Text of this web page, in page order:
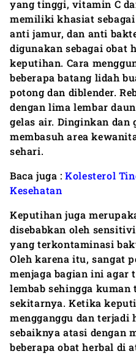
yang tinggi, vitamin C
memiliki khasiat
anti jamur, dan anti
digunakan sebagai obat
keputihan. Cara
beberapa batang lidah
potong dan diblender.
dengan lima lembar
gelas air. Dinginkan dan
membasuh area
sehari.
Baca juga :Kolesterol
Kesehatan
Keputihan juga
disebabkan oleh
yang terkontaminasi
Oleh karena itu, sangat
menjaga bagian ini agar
lembab sehingga
sekitarnya. Ketika
mengganggu dan terjadi
sebaiknya atasi dengan
beberapa obat herbal di